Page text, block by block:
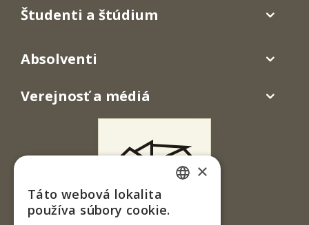
Študenti a štúdium
Absolventi
Verejnosť a médiá
×
Táto webová lokalita
používa súbory cookie.